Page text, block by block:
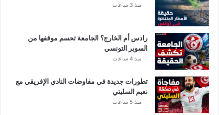
منذ 3 ساعات
رادس أم الخارج؟ الجامعة تحسم موقفها من
السوبر التونسي
منذ 4 ساعات
تطورات جديدة في مفاوضات النادي الإفريقي مع
نعيم السليتي
منذ 5 ساعات